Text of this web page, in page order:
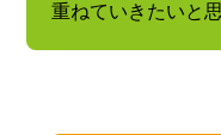
重ねていきたいと